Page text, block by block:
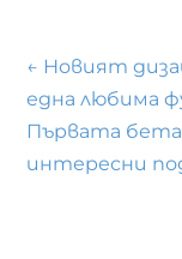
← Новият
една любима
Първата бета
интересни